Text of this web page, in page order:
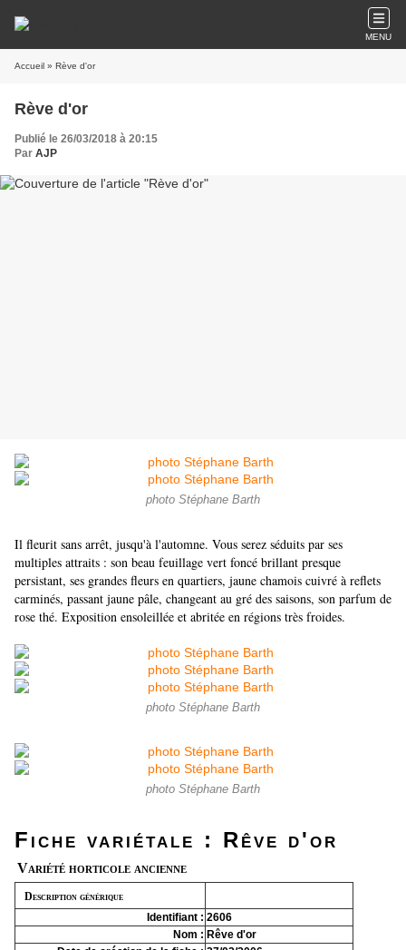
MENU
Accueil » Rève d'or
Rève d'or
Publié le 26/03/2018 à 20:15
Par AJP
photo Stéphane Barth
Il fleurit sans arrêt, jusqu'à l'automne. Vous serez séduits par ses
multiples attraits : son beau feuillage vert foncé brillant presque
persistant, ses grandes fleurs en quartiers, jaune chamois cuivré à reflets
carminés, passant jaune pâle, changeant au gré des saisons, son parfum de
rose thé. Exposition ensoleillée et abritée en régions très froides.
photo Stéphane Barth
photo Stéphane Barth
Fiche variétale : Rêve d'or
Variété horticole ancienne
Description générique
Identifiant : 2606
Nom : Rêve d'or